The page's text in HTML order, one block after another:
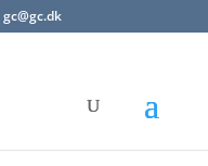
gc@gc.dk